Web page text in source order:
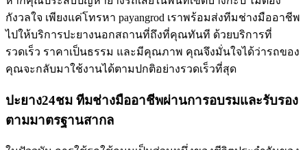
กังวลใจ เพียงแค่โทรหา payangrod เราพร้อมส่งทีมช่างมืออาชีพ
ไปให้บริการปะยางนอกสถานที่ถึงที่คุณทันที ด้วยบริการที่
รวดเร็ว ราคาเป็นธรรม และมีคุณภาพ คุณจึงมั่นใจได้ว่ารถของ
คุณจะกลับมาใช้งานได้ตามปกติอย่างรวดเร็วที่สุด
ปะยาง24ชม ทีมช่างมืออาชีพผ่านการอบรมและรับรอง
ตามมาตรฐานสากล